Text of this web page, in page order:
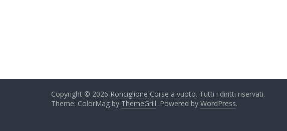
Copyright © 2026 Ronciglione Corse a vuoto. Tutti i diritti riservati.
Theme: ColorMag by ThemeGrill. Powered by WordPress.